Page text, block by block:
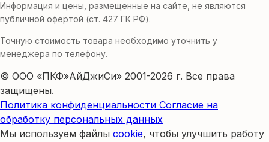
Информация и цены, размещенные на сайте, не являются
публичной офертой (ст. 427 ГК РФ).
Точную стоимость товара необходимо уточнить у
менеджера по телефону.
© ООО «ПКФ»АйДжиСи» 2001-2026 г. Все права
защищены.
Политика конфиденциальности Согласие на
обработку персональных данных
Мы используем файлы cookie, чтобы улучшить работу